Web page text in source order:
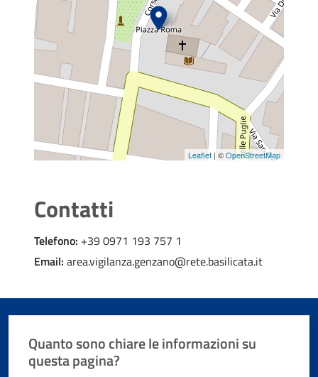
Leaflet | ©OpenStreetMap
Contatti
Telefono: +39 0971 193 757 1
Email: area.vigilanza.genzano@rete.basilicata.it
Quanto sono chiare le informazioni su
questa pagina?